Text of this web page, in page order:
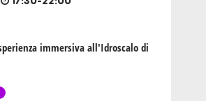
immersiva all'Idroscalo di